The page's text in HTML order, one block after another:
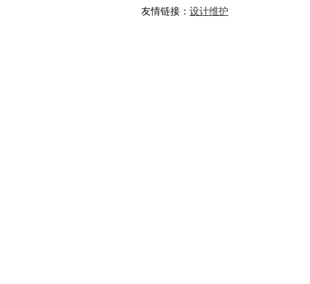
友情链接： 设计维护